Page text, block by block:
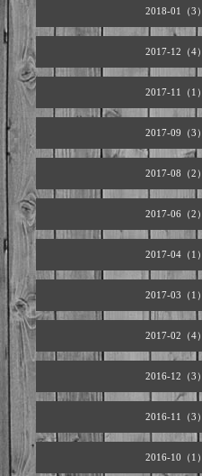
2018-01（3）
2017-12（4）
2017-11（1）
2017-09（3）
2017-08（2）
2017-06（2）
2017-04（1）
2017-03（1）
2017-02（4）
2016-12（3）
2016-11（3）
2016-10（1）